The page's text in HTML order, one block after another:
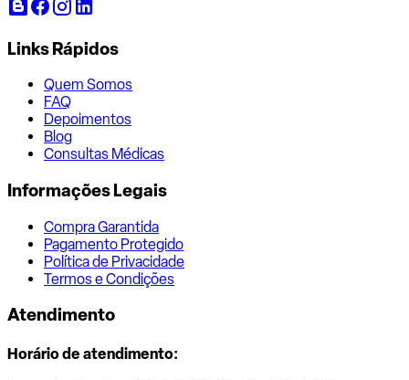
Links Rápidos
Quem Somos
FAQ
Depoimentos
Blog
Consultas Médicas
Informações Legais
Compra Garantida
Pagamento Protegido
Política de Privacidade
Termos e Condições
Atendimento
Horário de atendimento: